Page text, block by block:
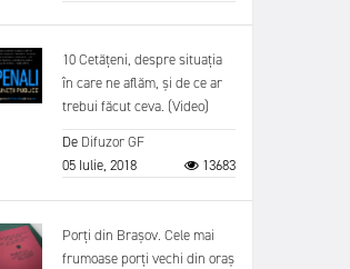
10 Cetățeni, despre situația
în care ne aflăm, și de ce ar
trebui făcut ceva. (Video)
De Difuzor GF
05 Iulie, 2018
13683
Porți din Brașov. Cele mai
frumoase porți vechi din oraș